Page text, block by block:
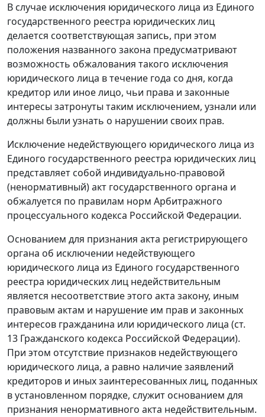
В случае исключения юридического лица из Единого
государственного реестра юридических лиц
делается соответствующая запись, при этом
положения названного закона предусматривают
возможность обжалования такого исключения
юридического лица в течение года со дня, когда
кредитор или иное лицо, чьи права и законные
интересы затронуты таким исключением, узнали или
должны были узнать о нарушении своих прав.
Исключение недействующего юридического лица из
Единого государственного реестра юридических лиц
представляет собой индивидуально-правовой
(ненормативный) акт государственного органа и
обжалуется по правилам норм Арбитражного
процессуального кодекса Российской Федерации.
Основанием для признания акта регистрирующего
органа об исключении недействующего
юридического лица из Единого государственного
реестра юридических лиц недействительным
является несоответствие этого акта закону, иным
правовым актам и нарушение им прав и законных
интересов гражданина или юридического лица (ст.
13 Гражданского кодекса Российской Федерации).
При этом отсутствие признаков недействующего
юридического лица, а равно наличие заявлений
кредиторов и иных заинтересованных лиц, поданных
в установленном порядке, служит основанием для
признания ненормативного акта недействительным.